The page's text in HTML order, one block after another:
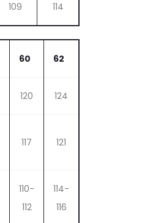
109 114
60 62
120 124
117 121
110-
112
114-
116